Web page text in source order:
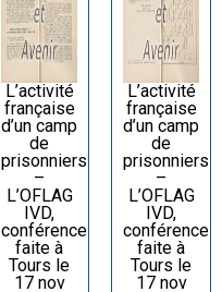
L’activité
française
d’un camp
de
prisonniers
–
L’OFLAG
IVD,
conférence
faite à
Tours le
17 nov
L’activité
française
d’un camp
de
prisonniers
–
L’OFLAG
IVD,
conférence
faite à
Tours le
17 nov